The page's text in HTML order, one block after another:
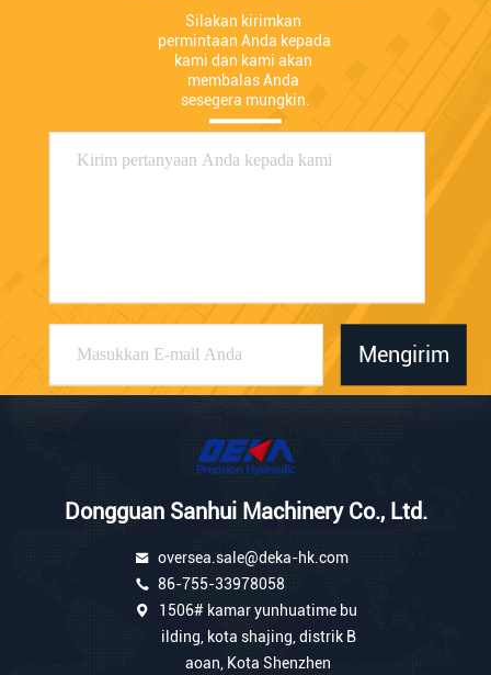
Silakan kirimkan
permintaan Anda kepada
kami dan kami akan
membalas Anda
sesegera mungkin.
Mengirim
Dongguan Sanhui Machinery Co., Ltd.
oversea.sale@deka-hk.com
86-755-33978058
1506# kamar yunhuatime bu
ilding, kota shajing, distrik B
aoan, Kota Shenzhen